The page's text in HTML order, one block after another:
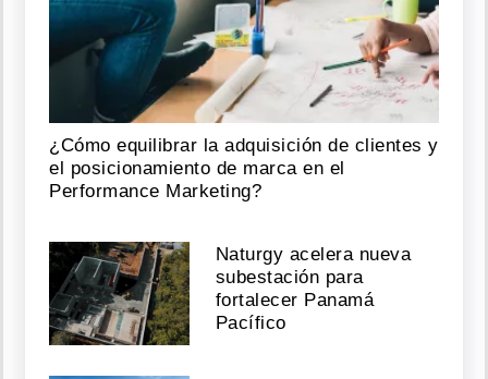
¿Cómo equilibrar la adquisición de clientes y
el posicionamiento de marca en el
Performance Marketing?
Naturgy acelera nueva
subestación para
fortalecer Panamá
Pacífico